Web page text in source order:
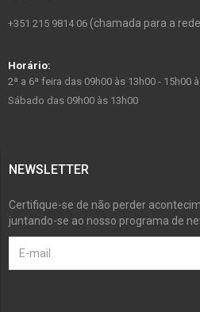
+351 215 9814 06 (chamada para a
Horário:
2ª a 6ª feira das 09h00 às 13h00 - 15h00
Sábado das 09h00 às 13h00
NEWSLETTER
Certifique-se de não perder
juntando-se ao nosso programa de